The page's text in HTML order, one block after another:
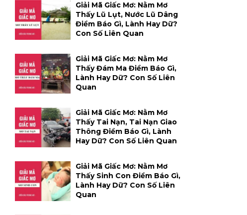
Giải Mã Giấc Mơ: Nằm Mơ
Thấy Lũ Lụt, Nước Lũ Dâng
Điềm Báo Gì, Lành Hay Dữ?
Con Số Liên Quan
Giải Mã Giấc Mơ: Nằm Mơ
Thấy Đám Ma Điềm Báo Gì,
Lành Hay Dữ? Con Số Liên
Quan
Giải Mã Giấc Mơ: Nằm Mơ
Thấy Tai Nạn, Tai Nạn Giao
Thông Điềm Báo Gì, Lành
Hay Dữ? Con Số Liên Quan
Giải Mã Giấc Mơ: Nằm Mơ
Thấy Sinh Con Điềm Báo Gì,
Lành Hay Dữ? Con Số Liên
Quan